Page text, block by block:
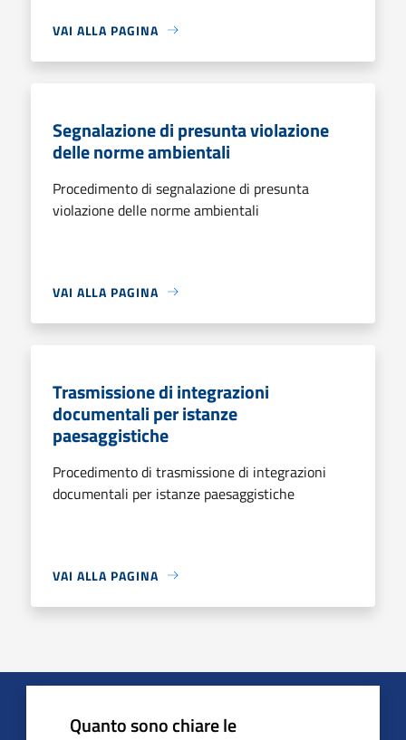
VAI ALLA PAGINA
Segnalazione di presunta violazione
delle norme ambientali
Procedimento di segnalazione di presunta
violazione delle norme ambientali
VAI ALLA PAGINA
Trasmissione di integrazioni
documentali per istanze
paesaggistiche
Procedimento di trasmissione di integrazioni
documentali per istanze paesaggistiche
VAI ALLA PAGINA
Quanto sono chiare le